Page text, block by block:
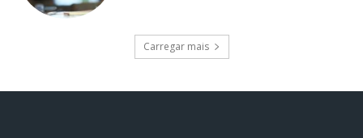
Carregar mais